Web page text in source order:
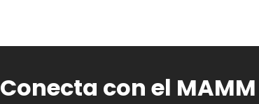
Conecta con el MAMM